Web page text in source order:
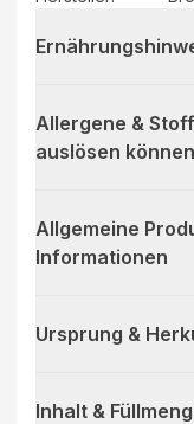
Allergene &
auslösen können
Allgemeine
Informationen
Ursprung &
Inhalt &